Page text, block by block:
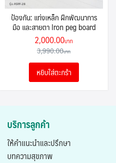
ป้องกัน: แท่งเหล็ก ฝึกพัฒนาการ
มือ และสายตา Iron peg board
3,990.00
Original
price
was:
3,990.00฿.
2,000.00
is:
หยิบใส่ตะกร้า
บริการลูกค้า
ให้คำแนะนำและปรึกษา
บทความสุขภาพ